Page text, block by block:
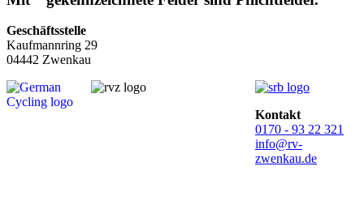
Geschäftsstelle
Kaufmannring 29
04442 Zwenkau
Kontakt
0170 - 93 22 321
info@rv-
zwenkau.de